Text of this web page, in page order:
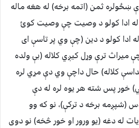
ښځولره ثمن (اتمه برخه) له هغه ماله
ادا کولو د وصيت چې وصيت کوئ
ادا کولو د دين (چې وي پر تاسې اى
ميراث ترې وړل کيږي کلاله (بې ولده
کلاله) حال داچې وي دې مړي لره
خور پس شته هر يوه لره له دې
(شپږمه برخه د ترکې)، نو که وو
له دغه (يو ورور او خور څخه) نو دوى